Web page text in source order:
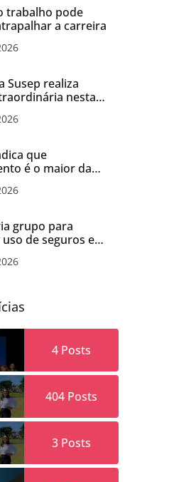
trabalho pode
a carreira
Susep realiza
nesta
que
é o maior da
grupo para
de seguros em
4Posts
404Posts
3Posts